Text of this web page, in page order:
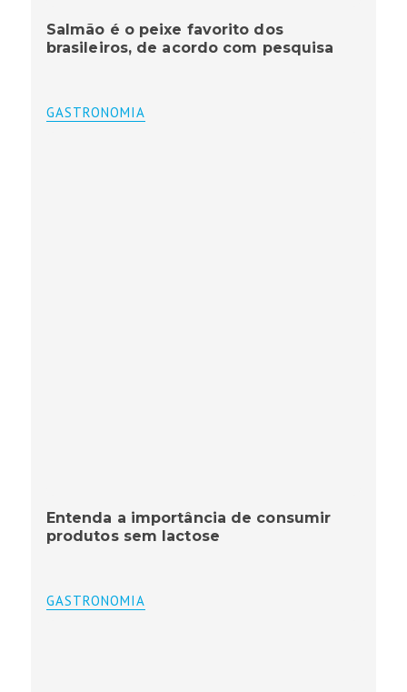
Salmão é o peixe favorito dos
brasileiros, de acordo com pesquisa
GASTRONOMIA
Entenda a importância de consumir
produtos sem lactose
GASTRONOMIA